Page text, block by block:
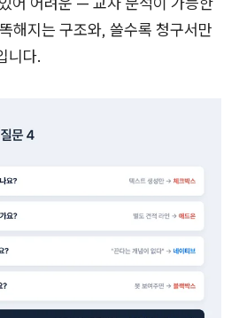
해지는 구조와, 쓸수록 청구서만
니다.